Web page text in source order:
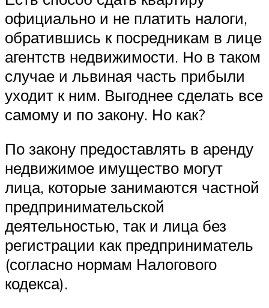
официально и не платить налоги,
обратившись к посредникам в лице
агентств недвижимости. Но в таком
случае и львиная часть прибыли
уходит к ним. Выгоднее сделать все
самому и по закону. Но как?
По закону предоставлять в аренду
недвижимое имущество могут
лица, которые занимаются частной
предпринимательской
деятельностью, так и лица без
регистрации как предприниматель
(согласно нормам Налогового
кодекса).